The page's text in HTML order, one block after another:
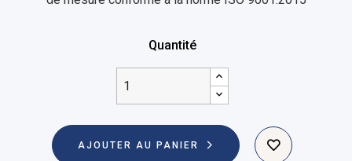
Quantité
AJOUTER AU PANIER